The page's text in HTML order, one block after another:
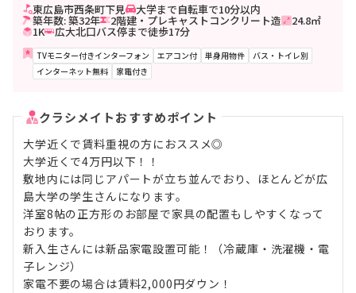
東広島市西条町下見 大学まで自転車で10分以内
築年数: 築32年 2階建・プレキャストコンクリート造 24.8㎡
1K 広大北口バス停まで徒歩17分
TVモニター付きインターフォン エアコン付 単身用物件
バス・トイレ別
インターネット無料
家電付き
クラシメイトおすすめポイント
大学近くで賃料重視の方におススメ◎
大学近くで4万円以下！！
敷地内には同じアパートが立ち並んでおり、ほとんどが広
島大学の学生さんになります。
洋室8帖の正方形のお部屋で家具の配置もしやすくなって
おります。
新入生さんには新品家電設置可能！（冷蔵庫・洗濯機・電
子レンジ）
家電不要の場合は賃料2,000円ダウン！